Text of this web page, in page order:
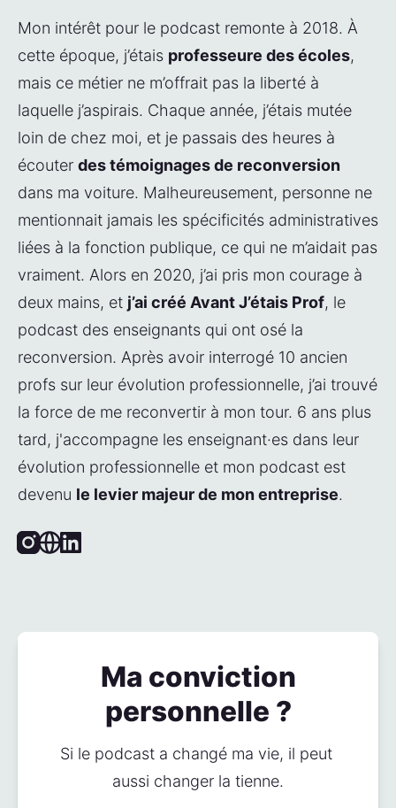
Mon intérêt pour le podcast remonte à 2018. À
cette époque, j’étais professeure des écoles,
mais ce métier ne m’offrait pas la liberté à
laquelle j’aspirais. Chaque année, j’étais mutée
loin de chez moi, et je passais des heures à
écouter des témoignages de reconversion
dans ma voiture. Malheureusement, personne ne
mentionnait jamais les spécificités administratives
liées à la fonction publique, ce qui ne m’aidait pas
vraiment. Alors en 2020, j’ai pris mon courage à
deux mains, et j’ai créé Avant J’étais Prof, le
podcast des enseignants qui ont osé la
reconversion. Après avoir interrogé 10 ancien
profs sur leur évolution professionnelle, j’ai trouvé
la force de me reconvertir à mon tour. 6 ans plus
tard, j'accompagne les enseignant·es dans leur
évolution professionnelle et mon podcast est
devenu le levier majeur de mon entreprise.
Instagram
Website
Ma conviction
personnelle ?
Si le podcast a changé ma vie, il peut
aussi changer la tienne.